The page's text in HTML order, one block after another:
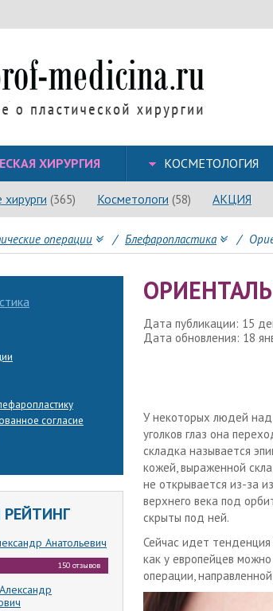
ХИРУРГИЯ КОСМЕТОЛОГИЯ
(365) Косметологи (58) АКЦИЯ
операции / Блефаропластика /
согласие
Анатольевич
150 отзывов
Дата публикации: 15
Дата обновления: 18
У некоторых людей над
уголков глаз она
складка называется
кожей, выраженной
не открывается из-за
верхнего века под
скрыты под ней.
Сейчас идет тенденция
как у европейцев
операции,